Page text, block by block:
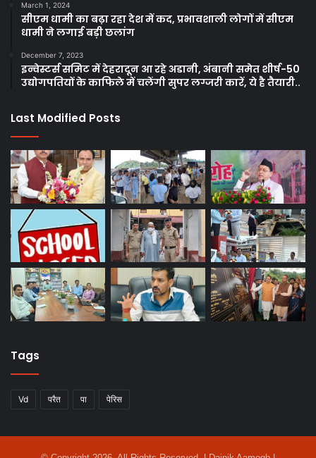
March 1, 2024
सीएम धामी का बढ़ा रहा देश में कद, प्रभावशाली लोगों में सीएम
धामी ने लगाई बड़ी छलांग
December 7, 2023
इन्वेस्टर्स समिट में देहरादून आ रहे अडानी, अंबानी समेत शीर्ष-50
उद्योगपतियों के काफिले में चलेंगी सुपर लग्जरी कारें, ये है तैयारी..
Last Modified Posts
Tags
Vd परैत पा पेरिस